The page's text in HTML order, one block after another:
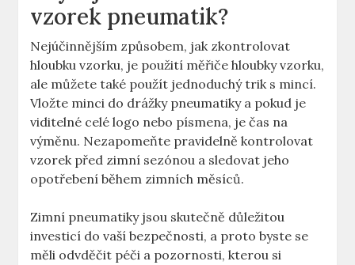
vzorek pneumatik?
Nejúčinnějším způsobem, jak zkontrolovat
hloubku vzorku, je použití měřiče hloubky vzorku,
ale můžete také použít jednoduchý trik s mincí.
Vložte minci do drážky pneumatiky a pokud je
viditelné celé logo nebo písmena, je čas na
výměnu. Nezapomeňte pravidelně kontrolovat
vzorek před zimní sezónou a sledovat jeho
opotřebení během zimních měsíců.
Zimní pneumatiky jsou skutečně důležitou
investicí do vaší bezpečnosti, a proto byste se
měli odvděčit péči a pozornosti, kterou si